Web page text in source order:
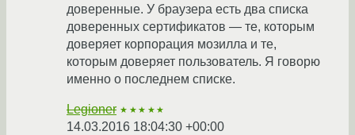
доверенные. У браузера есть два списка
доверенных сертификатов — те, которым
доверяет корпорация мозилла и те,
которым доверяет пользователь. Я говорю
именно о последнем списке.
Legioner ★★★★★
14.03.2016 18:04:30 +00:00